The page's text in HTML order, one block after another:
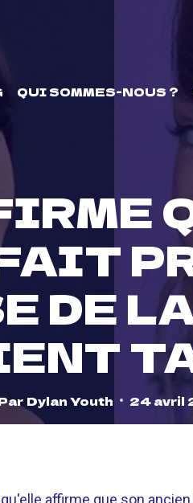
QUI SOMMES-NOUS ?
DE
Dylan Youth 24 avril
affirme que son